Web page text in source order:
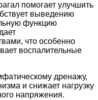
помогает улучшить
выведению
функцию
что особенно
воспалительные
дренажу,
и снижает нагрузку
напряжения.